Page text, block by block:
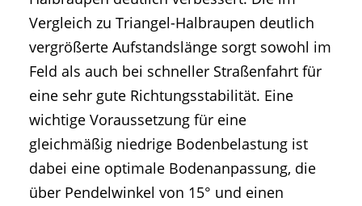
Vergleich zu Triangel-Halbraupen deutlich
vergrößerte Aufstandslänge sorgt sowohl im
Feld als auch bei schneller Straßenfahrt für
eine sehr gute Richtungsstabilität. Eine
wichtige Voraussetzung für eine
gleichmäßig niedrige Bodenbelastung ist
dabei eine optimale Bodenanpassung, die
über Pendelwinkel von 15° und einen